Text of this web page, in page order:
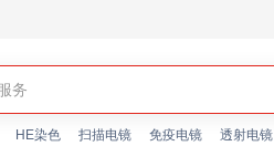
HE染色 扫描电镜 免疫电镜 透射电镜